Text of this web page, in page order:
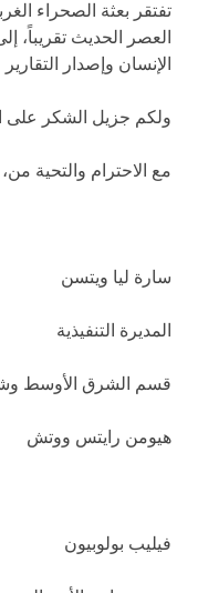
تفتقر بعثة الصحراء
العصر الحديث تقريباً،
الإنسان وإصدار التقارير
ولكم جزيل الشكر على
مع الاحترام والتحية من،
سارة ليا ويتسن
المديرة التنفيذية
قسم الشرق الأوسط
هيومن رايتس ووتش
فيليب بولوبيون